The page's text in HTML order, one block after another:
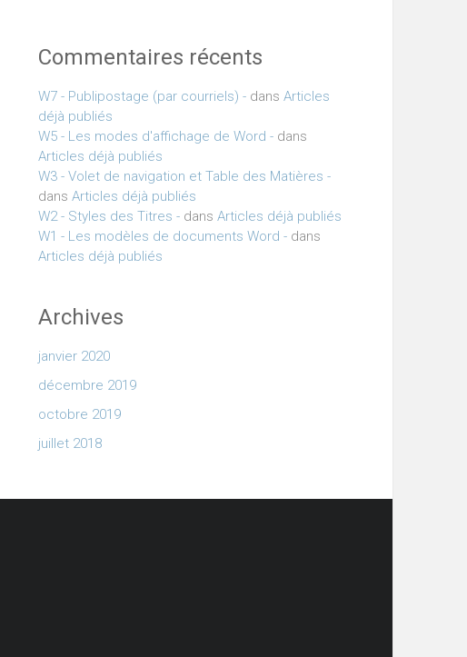
Commentaires récents
W7 - Publipostage (par courriels) - dans Articles
déjà publiés
W5 - Les modes d'affichage de Word - dans
Articles déjà publiés
W3 - Volet de navigation et Table des Matières -
dans Articles déjà publiés
W2 - Styles des Titres - dans Articles déjà publiés
W1 - Les modèles de documents Word - dans
Articles déjà publiés
Archives
janvier 2020
décembre 2019
octobre 2019
juillet 2018